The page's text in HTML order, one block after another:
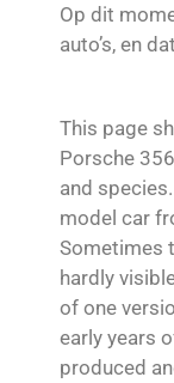
Op dit
auto’s, en
This page
Porsche
and
model car
Sometimes
hardly
of one
early years
produced